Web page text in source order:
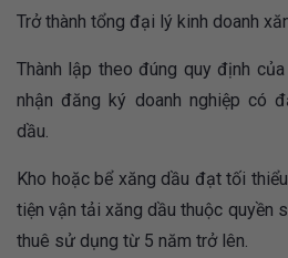
Trở thành tổng đại lý kinh doanh
Thành lập theo đúng quy định
nhận đăng ký doanh nghiệp có
dầu.
Kho hoặc bể xăng dầu đạt tối
tiện vận tải xăng dầu thuộc quyền
thuê sử dụng từ 5 năm trở lên.